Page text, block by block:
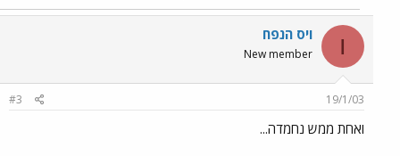
ו ויס הנפח
New member
19/1/03
#3
ואחת ממש נחמדה...